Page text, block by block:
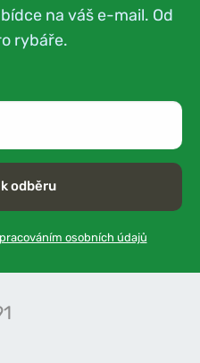
na váš e-mail. Od
rybáře.
odběru
osobních údajů